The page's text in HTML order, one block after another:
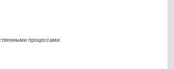
процессами.